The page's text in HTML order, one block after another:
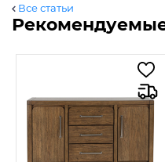
Все статьи